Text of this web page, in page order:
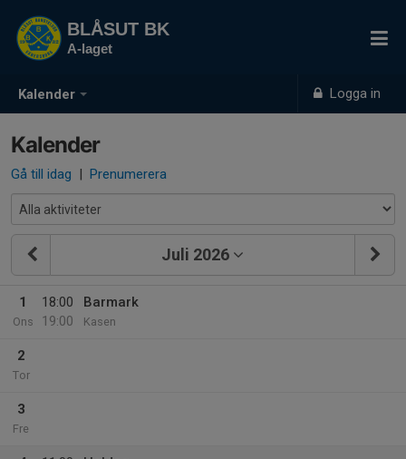
Kalender Logga in
BLÅSUT BK
A-laget
Kalender
Gå till idag | Prenumerera
Juli 2026
1
Ons
18:00
19:00
Barmark
Kasen
2
Tor
3
Fre